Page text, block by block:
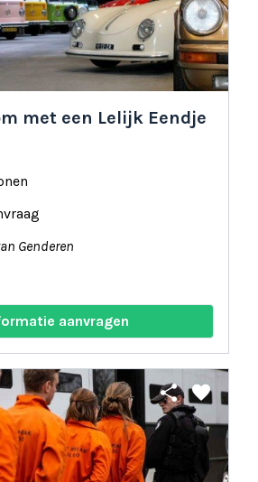
met een Lelijk Eendje
Genderen
aanvragen
share favorite